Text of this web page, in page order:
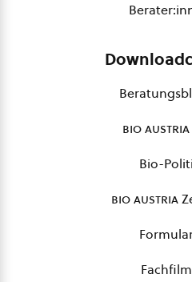
bio austria
Bio-
bio austria